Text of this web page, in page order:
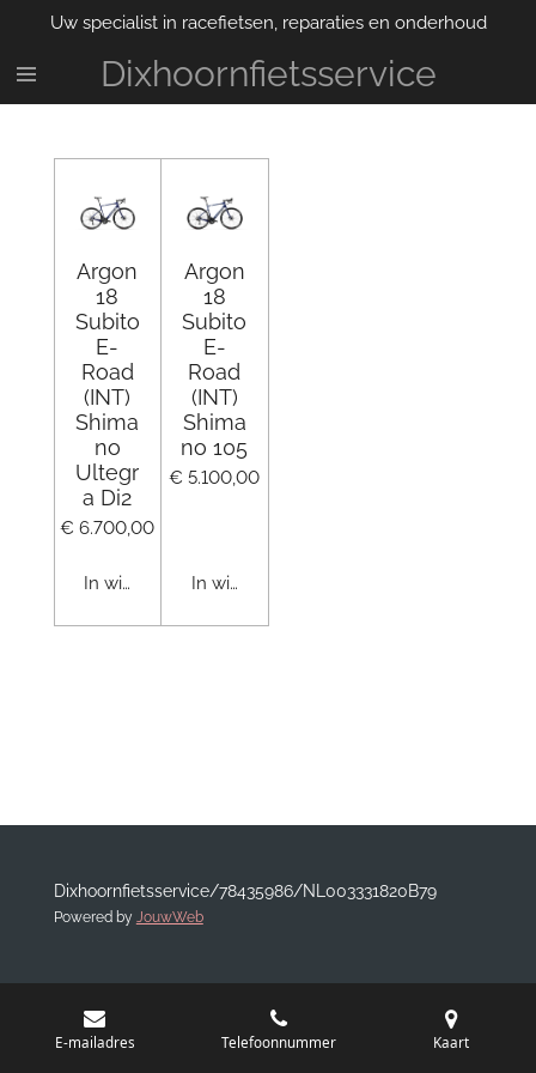
naar
de
Dixhoornfietsservice
Uw specialist in racefietsen, reparaties en onderhoud
Argon
18
Subito
E-
Road
(INT)
Shima
no
Ultegr
a Di2
€ 6.700,00
In winkelwagen
Argon
18
Subito
E-
Road
(INT)
Shima
no 105
€ 5.100,00
In winkelwagen
Dixhoornfietsservice/78435986/NL003331820B79
Powered by JouwWeb
E-mailadres Telefoonnummer Kaart